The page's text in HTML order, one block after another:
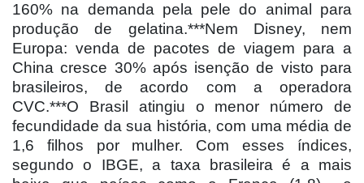
160% na demanda pela pele do animal para
produção de gelatina.***Nem Disney, nem
Europa: venda de pacotes de viagem para a
China cresce 30% após isenção de visto para
brasileiros, de acordo com a operadora
CVC.***O Brasil atingiu o menor número de
fecundidade da sua história, com uma média de
1,6 filhos por mulher. Com esses índices,
segundo o IBGE, a taxa brasileira é a mais